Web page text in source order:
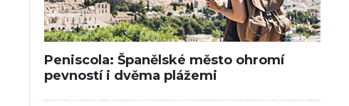
Peniscola: Španělské město ohromí
pevností i dvěma plážemi